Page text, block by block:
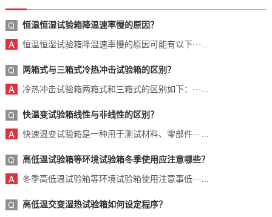
恒温恒湿试验箱降温速率慢的原因？
恒温恒湿试验箱降温速率慢的原因可能有以下···...
两箱式与三箱式冷热冲击试验箱的区别？
冷热冲击试验箱两箱式和三箱式的区别如下：···...
快温变试验箱线性与非线性的区别？
快速温变试验箱是一种用于测试材料、零部件···...
高低温试验箱等环境试验箱冬季使用应注意哪些？
冬季高低温试验箱等环境试验箱使用注意事低···...
高低温交变湿热试验箱如何设定程序？